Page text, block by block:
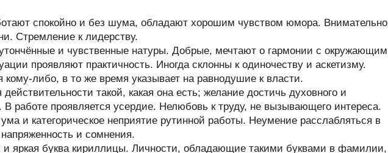
спокойно и без шума, обладают хорошим чувством юмора. Внимательно
Стремление к лидерству.
и чувственные натуры. Добрые, мечтают о гармонии с окружающим
проявляют практичность. Иногда склонны к одиночеству и аскетизму.
кому-либо, в то же время указывает на равнодушие к власти.
такой, какая она есть; желание достичь духовного и
В работе проявляется усердие. Нелюбовь к труду, не вызывающего интереса.
и категорическое неприятие рутинной работы. Неумение расслабляться в
и сомнения.
яркая буква кириллицы. Личности, обладающие такими буквами в фамилии,